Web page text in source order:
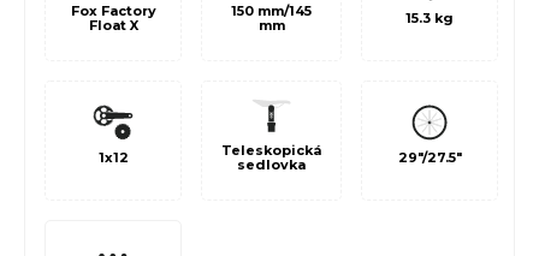
Fox Factory
Float X
150 mm/145
mm
15.3 kg
1x12
Teleskopická
sedlovka
29"/27.5"